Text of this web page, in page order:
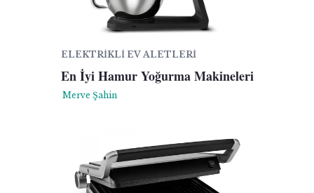
ELEKTRIKLI EV ALETLERI
En İyi Hamur Yoğurma Makineleri
Merve Şahin